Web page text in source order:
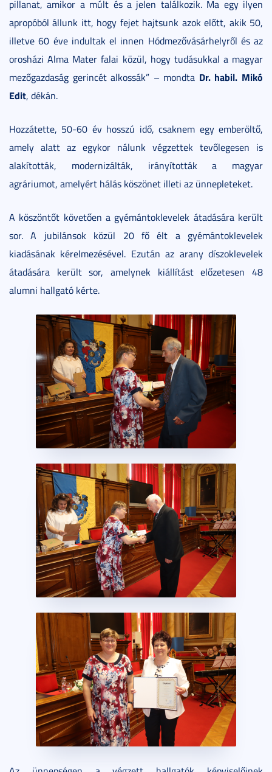
pillanat, amikor a múlt és a jelen találkozik. Ma egy ilyen
apropóból állunk itt, hogy fejet hajtsunk azok előtt, akik 50,
illetve 60 éve indultak el innen Hódmezővásárhelyről és az
orosházi Alma Mater falai közül, hogy tudásukkal a magyar
mezőgazdaság gerincét alkossák” – mondta Dr. habil. Mikó
Edit, dékán.
Hozzátette, 50-60 év hosszú idő, csaknem egy emberöltő,
amely alatt az egykor nálunk végzettek tevőlegesen is
alakították, modernizálták, irányították a magyar
agráriumot, amelyért hálás köszönet illeti az ünnepleteket.
A köszöntőt követően a gyémántoklevelek átadására került
sor. A jubilánsok közül 20 fő élt a gyémántoklevelek
kiadásának kérelmezésével. Ezután az arany díszoklevelek
átadására került sor, amelynek kiállítást előzetesen 48
alumni hallgató kérte.